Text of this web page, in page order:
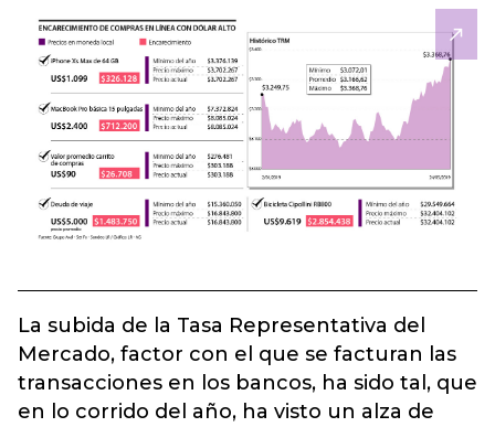
La subida de la Tasa Representativa del
Mercado, factor con el que se facturan las
transacciones en los bancos, ha sido tal, que
en lo corrido del año, ha visto un alza de